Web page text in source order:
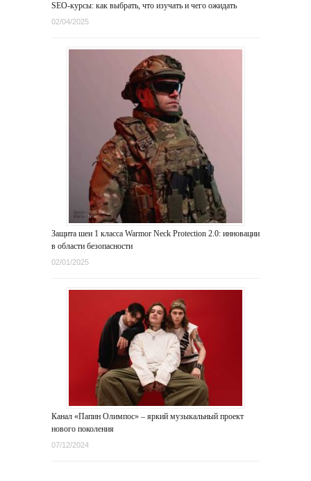
SEO-курсы: как выбрать, что изучать и чего ожидать
02/04/2025
Защита шеи 1 класса Warmor Neck Protection 2.0: инновации
в области безопасности
02/01/2025
Канал «Папин Олимпос» – яркий музыкальный проект
нового поколения
07/12/2024